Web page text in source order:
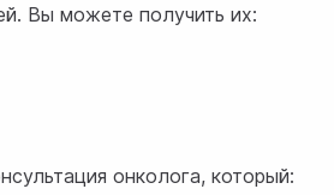
Вы можете получить их:
онколога, который: